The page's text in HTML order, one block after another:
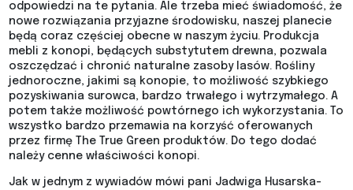
odpowiedzi na te pytania. Ale trzeba mieć świadomość, że
nowe rozwiązania przyjazne środowisku, naszej planecie
będą coraz częściej obecne w naszym życiu. Produkcja
mebli z konopi, będących substytutem drewna, pozwala
oszczędzać i chronić naturalne zasoby lasów. Rośliny
jednoroczne, jakimi są konopie, to możliwość szybkiego
pozyskiwania surowca, bardzo trwałego i wytrzymałego. A
potem także możliwość powtórnego ich wykorzystania. To
wszystko bardzo przemawia na korzyść oferowanych
przez firmę The True Green produktów. Do tego dodać
należy cenne właściwości konopi.
Jak w jednym z wywiadów mówi pani Jadwiga Husarska-